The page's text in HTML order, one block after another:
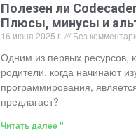
Полезен ли
Плюсы, минусы и
16 июня 2025 г. Без
Одним из первых ресурсов,
родители, когда начинают
программирования,
предлагает?
Читать далее "